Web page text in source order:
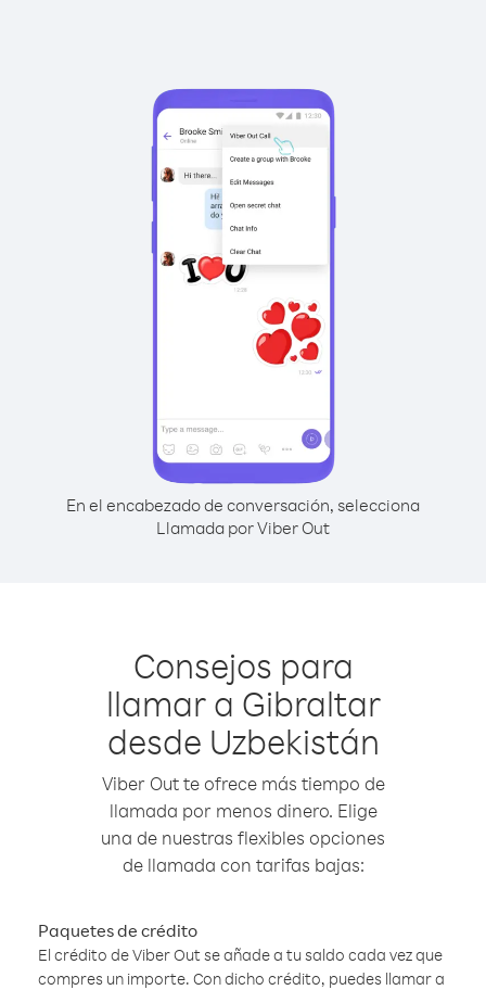
En el encabezado de conversación, selecciona
Llamada por Viber Out
Consejos para
llamar a Gibraltar
desde Uzbekistán
Viber Out te ofrece más tiempo de
llamada por menos dinero. Elige
una de nuestras flexibles opciones
de llamada con tarifas bajas:
Paquetes de crédito
El crédito de Viber Out se añade a tu saldo cada vez que
compres un importe. Con dicho crédito, puedes llamar a